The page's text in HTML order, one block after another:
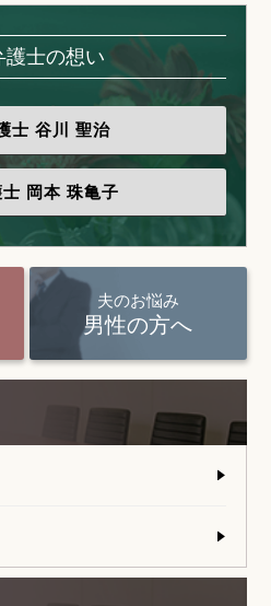
護士の想い
士 谷川 聖治
岡本 珠亀子
夫のお悩み
男性の方へ